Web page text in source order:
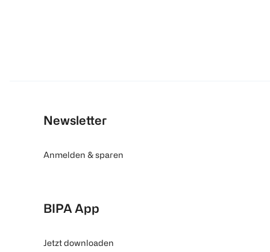
Newsletter
Anmelden & sparen
BIPA App
Jetzt downloaden